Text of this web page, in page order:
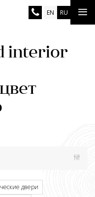
EN RU
interior
двери